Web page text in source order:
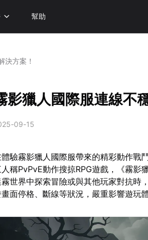
幫助
決方案！
影獵人國際服連線不
09-15
驗霧影獵人國際服帶來的精彩動作戰
稱PvPvE動作搜掠RPG遊戲，《霧影
世界中探索冒險或與其他玩家對抗時
面停格、斷線等狀況，嚴重影響遊玩體